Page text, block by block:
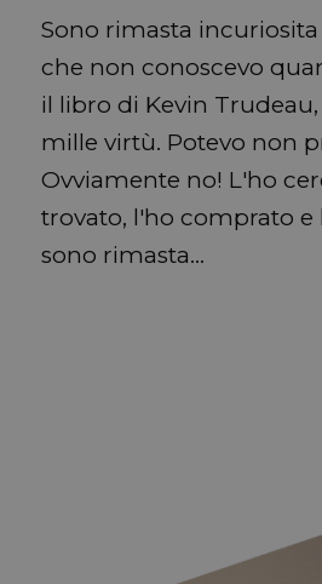
Sono rimasta
che non conoscevo
il libro di Kevin
mille virtù. Potevo non
Ovviamente no! L'ho
trovato, l'ho comprato e
sono rimasta…